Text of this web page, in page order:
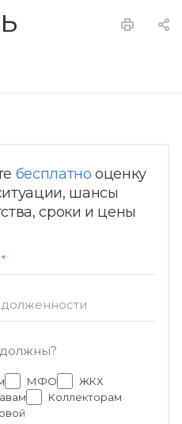
бесплатно оценку
шансы
сроки и цены
*
МФО
ЖКХ
Коллекторам